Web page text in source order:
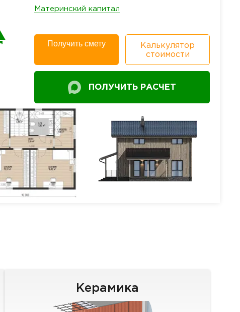
Материнский капитал
Получить смету
Калькулятор
стоимости
ПОЛУЧИТЬ РАСЧЕТ
Керамика